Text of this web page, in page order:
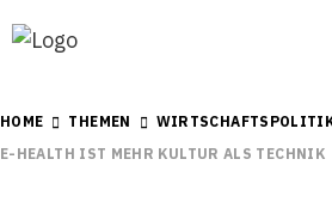
HOME THEMEN
E-HEALTH IST MEHR KULTUR ALS TECHNIK